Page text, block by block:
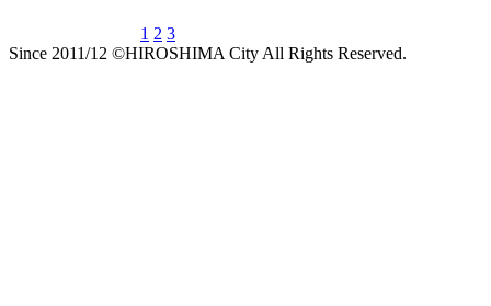
1 2 3
Since 2011/12 ©HIROSHIMA City All Rights Reserved.